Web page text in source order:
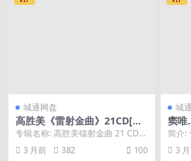
城通网盘
高胜美《雷射金曲》21CD[WA
V+CUE]
专辑名称: 高胜美镭射金曲 21 CD
专辑歌手: 高胜美 唱片公司: 台湾上
格...3 月前 382 100
城
窦唯
出版
简介:
名
国...
3